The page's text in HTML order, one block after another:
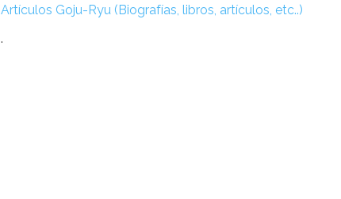
Artículos Goju-Ryu (Biografías, libros, artículos, etc..)
.